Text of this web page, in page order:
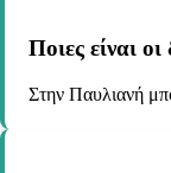
Ποιες είναι
Στην Παυλιανή